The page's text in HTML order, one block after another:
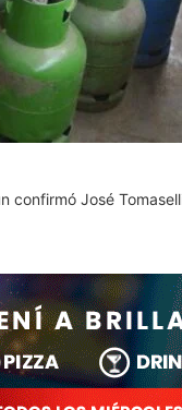
confirmó José